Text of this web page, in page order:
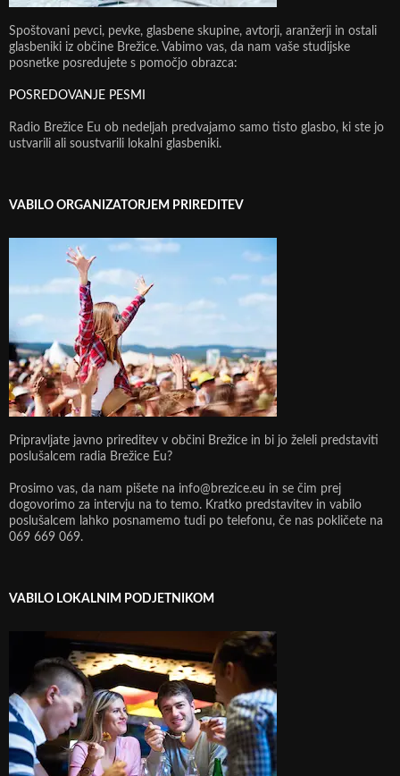
Spoštovani pevci, pevke, glasbene skupine, avtorji, aranžerji in ostali
glasbeniki iz občine Brežice. Vabimo vas, da nam vaše studijske
posnetke posredujete s pomočjo obrazca:
POSREDOVANJE PESMI
Radio Brežice Eu ob nedeljah predvajamo samo tisto glasbo, ki ste jo
ustvarili ali soustvarili lokalni glasbeniki.
VABILO ORGANIZATORJEM PRIREDITEV
Pripravljate javno prireditev v občini Brežice in bi jo želeli predstaviti
poslušalcem radia Brežice Eu?
Prosimo vas, da nam pišete na info@brezice.eu in se čim prej
dogovorimo za intervju na to temo. Kratko predstavitev in vabilo
poslušalcem lahko posnamemo tudi po telefonu, če nas pokličete na
069 669 069.
VABILO LOKALNIM PODJETNIKOM